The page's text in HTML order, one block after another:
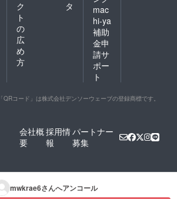
ク
ト
の
広
め
方
タ
mac
hi-ya
補助
金申
請サ
ポー
ト
「QRコード」は株式会社デンソーウェーブの登録商標です。
会社概
要
採用情
報
パートナー
募集
mwkrae6さんへアンコール